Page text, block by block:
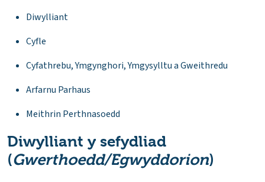
Diwylliant
Cyfle
Cyfathrebu, Ymgynghori, Ymgysylltu a Gweithredu
Arfarnu Parhaus
Meithrin Perthnasoedd
Diwylliant y sefydliad
(Gwerthoedd/Egwyddorion)